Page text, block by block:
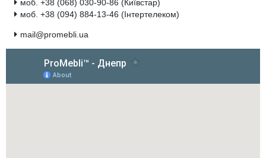
моб. +38 (068) 030-90-86 (Київстар)
моб. +38 (094) 884-13-46 (Інтертелеком)
mail@promebli.ua